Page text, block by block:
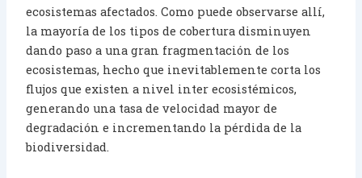
ecosistemas afectados. Como puede observarse allí,
la mayoría de los tipos de cobertura disminuyen
dando paso a una gran fragmentación de los
ecosistemas, hecho que inevitablemente corta los
flujos que existen a nivel inter ecosistémicos,
generando una tasa de velocidad mayor de
degradación e incrementando la pérdida de la
biodiversidad.